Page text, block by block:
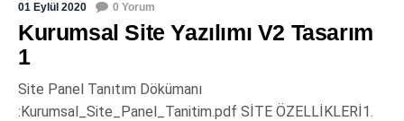
01 Eylül 2020 0 Yorum
Kurumsal Site Yazılımı V2 Tasarım
1
Site Panel Tanıtım Dökümanı
:Kurumsal_Site_Panel_Tanitim.pdf SİTE ÖZELLİKLERİ1.